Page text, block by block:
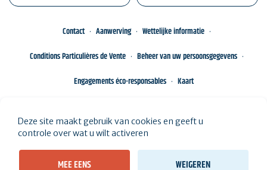
Contact Aanwerving
Wettelijke informatie
Conditions Particulières de Vente
Beheer van uw persoonsgegevens
Engagements éco-responsables
Kaart
Deze site maakt gebruik van cookies en geeft u
controle over wat u wilt activeren
MEE EENS WEIGEREN